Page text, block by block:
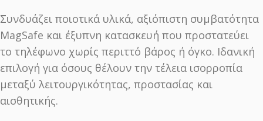
Συνδυάζει ποιοτικά υλικά, αξιόπιστη συμβατότητα
MagSafe και έξυπνη κατασκευή που προστατεύει
το τηλέφωνο χωρίς περιττό βάρος ή όγκο. Ιδανική
επιλογή για όσους θέλουν την τέλεια ισορροπία
μεταξύ λειτουργικότητας, προστασίας και
αισθητικής.